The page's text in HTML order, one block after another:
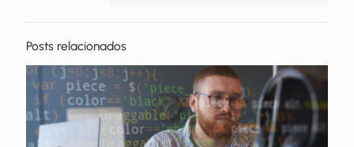
Posts relacionados